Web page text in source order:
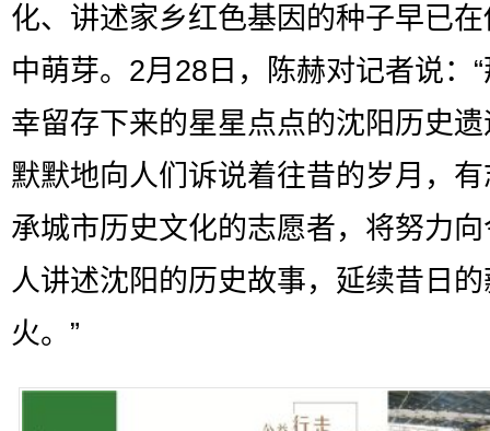
化、讲述家乡红色基因的种子早已
中萌芽。2月28日，陈赫对记者说：
幸留存下来的星星点点的沈阳历史
默默地向人们诉说着往昔的岁月，
承城市历史文化的志愿者，将努力
人讲述沈阳的历史故事，延续昔日的
火。”